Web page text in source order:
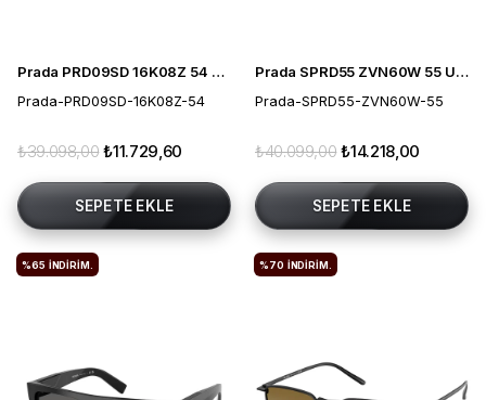
Prada PRD09SD 16K08Z 54 Erkek Güneş Gözlüğü
Prada-PRD09SD-16K08Z-54
₺11.729,60
₺39.098,00
SEPETE EKLE
Prada SPRD55 ZVN60W 55 Unisex Güneş Gözlüğü
Prada-SPRD55-ZVN60W-55
₺14.218,00
₺40.099,00
SEPETE EKLE
%65 İNDIRIM. %70 İNDIRIM.